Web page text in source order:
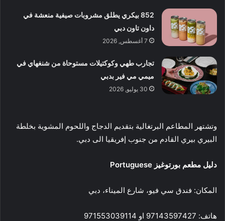
852 بيكري يطلق مشروبات صيفية منعشة في
داون تاون دبي
7 أغسطس, 2026
تجارب طهي وكوكتيلات مستوحاة من شنغهاي في
ميمي مي فير بدبي
30 يوليو, 2026
وتشتهر المطاعم البرتغالية بتقديم الدجاج واللحوم المشوية بخلطة
البيري بيري القادم من جنوب إفريقيا الى دبي.
دليل مطعم بورتوغيز Portuguese
المكان: فندق سي فيو، شارع الميناء، دبي
هاتف: 97143597427 او 971553039114